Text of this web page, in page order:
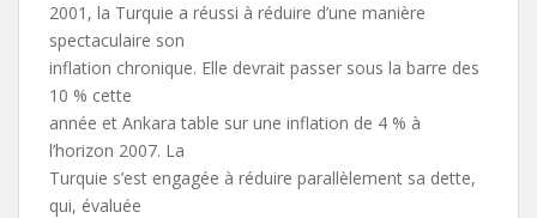
2001, la Turquie a réussi à réduire d’une manière
spectaculaire son
inflation chronique. Elle devrait passer sous la barre des
10 % cette
année et Ankara table sur une inflation de 4 % à
l’horizon 2007. La
Turquie s’est engagée à réduire parallèlement sa dette,
qui, évaluée